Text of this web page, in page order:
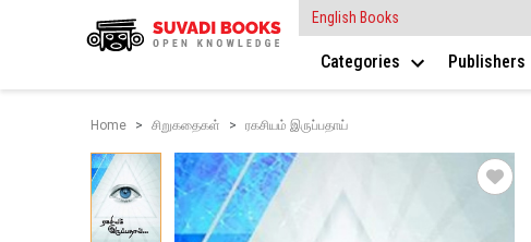
English Books
Categories Publishers
Home சிறுகதைகள் ரகசியம் இருப்பதாய்